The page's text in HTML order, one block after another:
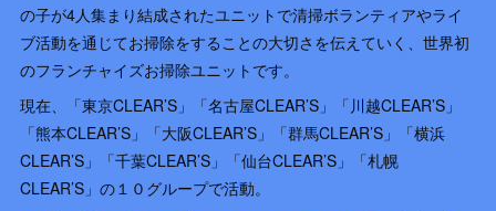
の子が4人集まり結成されたユニットで清掃ボランティアやライ
ブ活動を通じてお掃除をすることの大切さを伝えていく、世界初
のフランチャイズお掃除ユニットです。
現在、「東京CLEAR’S」「名古屋CLEAR’S」「川越CLEAR’S」
「熊本CLEAR’S」「大阪CLEAR’S」「群馬CLEAR’S」「横浜
CLEAR’S」「千葉CLEAR’S」「仙台CLEAR’S」「札幌
CLEAR’S」の１０グループで活動。